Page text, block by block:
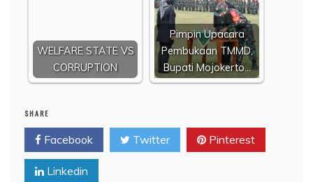
WELFARE STATE VS
CORRUPTION
Pimpin Upacara
Pembukaan TMMD,
Bupati Mojokerto…
SHARE
Facebook Twitter Pinterest
Linkedin